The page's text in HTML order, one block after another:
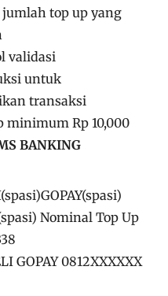
top up yang
validasi
untuk
transaksi
minimum Rp 10,000
BANKING
Nominal Top Up
GOPAY 0812XXXXXX